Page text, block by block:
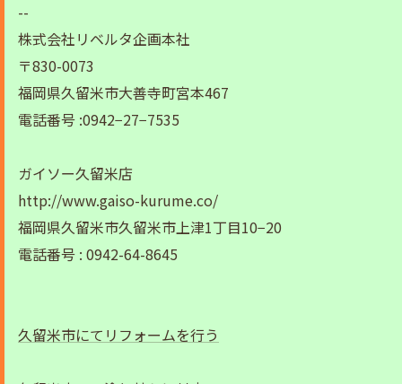
--
株式会社リベルタ企画本社
〒830-0073
福岡県久留米市大善寺町宮本467
電話番号 :0942−27−7535
ガイソー久留米店
http://www.gaiso-kurume.co/
福岡県久留米市久留米市上津1丁目10−20
電話番号 : 0942-64-8645
久留米市にてリフォームを行う